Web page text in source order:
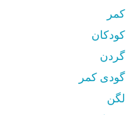
کمر
کودکان
گردن
گودی کمر
لگن